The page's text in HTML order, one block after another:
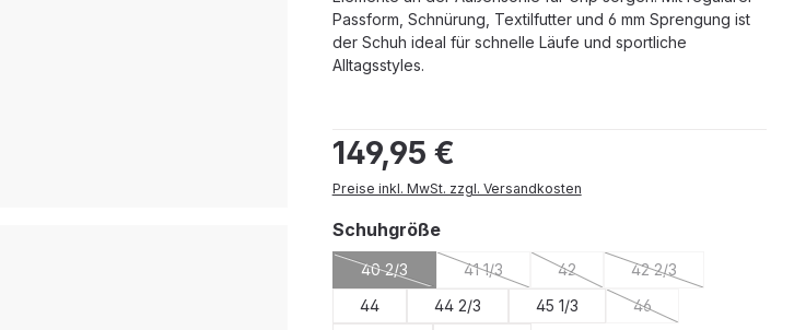
Passform, Schnürung, Textilfutter und 6 mm Sprengung ist
der Schuh ideal für schnelle Läufe und sportliche
Alltagsstyles.
Regulärer Preis:
149,95 €
Preise inkl. MwSt. zzgl. Versandkosten
Schuhgrößeauswählen
40 2/3
(Diese Option ist zurzeit nicht verfügbar.)
41 1/3
(Diese Option ist zurzeit nicht verfügbar.)
42
(Diese Option ist zurzeit nicht
42 2/3
(Diese Option ist
44 44 2/3 45 1/3 46
(Diese Option ist zurzeit